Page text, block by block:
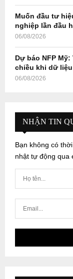
Muốn đầu tư
nghiệp lần đầu
06/08/2026
Dự báo NFP
chiều khi dữ
06/08/2026
NHẬN TIN
Bạn không có
nhật tự động qua